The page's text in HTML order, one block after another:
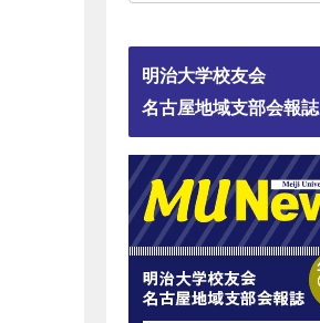
明治大学校友会
名古屋地域支部会報誌